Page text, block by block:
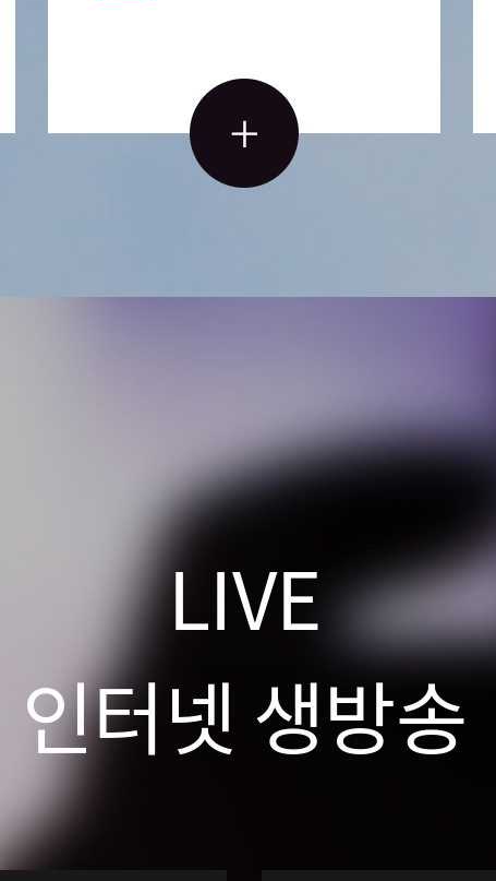
LIVE
인터넷 생방송